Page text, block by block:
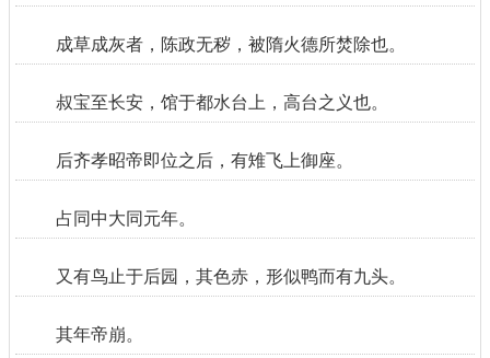
成草成灰者，陈政无秽，被隋火德所焚除也。
叔宝至长安，馆于都水台上，高台之义也。
后齐孝昭帝即位之后，有雉飞上御座。
占同中大同元年。
又有鸟止于后园，其色赤，形似鸭而有九头。
其年帝崩。